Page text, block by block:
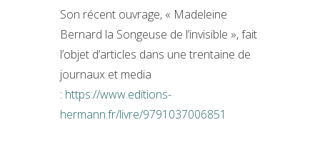
Son récent ouvrage, « Madeleine
Bernard la Songeuse de l’invisible », fait
l’objet d’articles dans une trentaine de
journaux et media
: https://www.editions-
hermann.fr/livre/9791037006851